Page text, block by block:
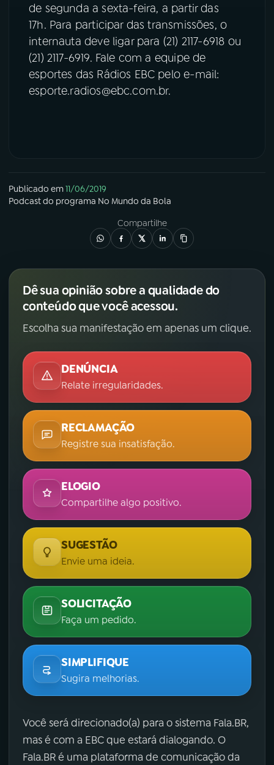
de segunda a sexta-feira, a partir das
17h. Para participar das transmissões, o
internauta deve ligar para (21) 2117-6918 ou
(21) 2117-6919. Fale com a equipe de
esportes das Rádios EBC pelo e-mail:
esporte.radios@ebc.com.br.
Publicado em11/06/2019
Podcastdo programa No Mundo da Bola
Compartilhe
Dê sua opinião sobre a qualidade do
conteúdo que você acessou.
Escolha sua manifestação em apenas um clique.
DENÚNCIA
Relate irregularidades.
RECLAMAÇÃO
Registre sua insatisfação.
ELOGIO
Compartilhe algo positivo.
SUGESTÃO
Envie uma ideia.
SOLICITAÇÃO
Faça um pedido.
SIMPLIFIQUE
Sugira melhorias.
Você será direcionado(a) para o sistema Fala.BR,
mas é com a EBC que estará dialogando. O
Fala.BR é uma plataforma de comunicação da